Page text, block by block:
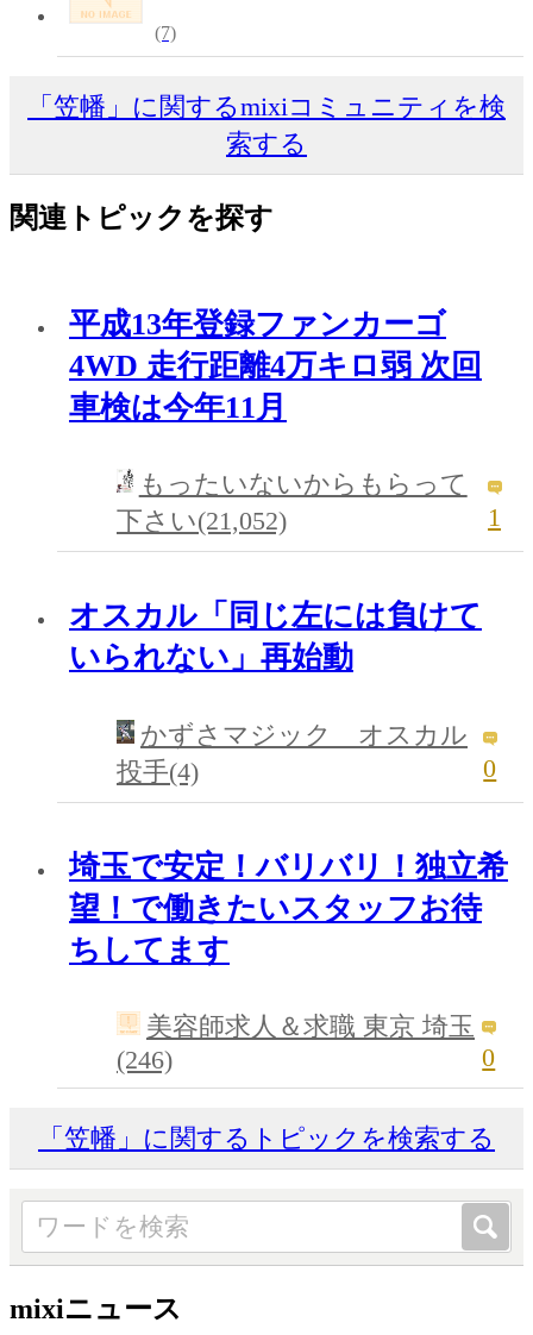
(7)
「笠幡」に関するmixiコミュニティを検
索する
関連トピックを探す
平成13年登録ファンカーゴ
4WD 走行距離4万キロ弱 次回
車検は今年11月
もったいないからもらって
下さい(21,052)
1
オスカル「同じ左には負けて
いられない」再始動
かずさマジック オスカル
投手(4)
0
埼玉で安定！バリバリ！独立希
望！で働きたいスタッフお待
ちしてます
美容師求人＆求職 東京 埼玉
(246)
0
「笠幡」に関するトピックを検索する
mixiニュース